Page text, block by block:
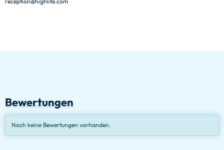
Bewertungen
Noch keine Bewertungen vorhanden.